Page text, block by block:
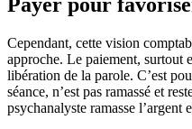
Cependant, cette vision
approche. Le paiement, surtout
libération de la parole. C’est
séance, n’est pas ramassé et
psychanalyste ramasse l’argent